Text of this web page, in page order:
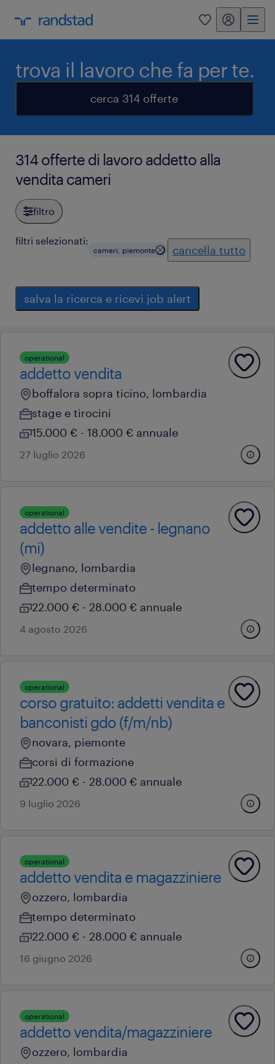
0 my randstad
trova il lavoro che fa per te.
cerca 314 offerte
314 offerte di lavoro addetto alla
vendita cameri
filtro
filtri selezionati:
cameri, piemonte cancella tutto
salva la ricerca e ricevi job alert
operational
addetto vendita
boffalora sopra ticino, lombardia
stage e tirocini
15.000 € - 18.000 € annuale
27 luglio 2026
operational
addetto alle vendite - legnano
(mi)
legnano, lombardia
tempo determinato
22.000 € - 28.000 € annuale
4 agosto 2026
operational
corso gratuito: addetti vendita e
banconisti gdo (f/m/nb)
novara, piemonte
corsi di formazione
22.000 € - 28.000 € annuale
9 luglio 2026
operational
addetto vendita e magazziniere
ozzero, lombardia
tempo determinato
22.000 € - 28.000 € annuale
16 giugno 2026
operational
addetto vendita/magazziniere
ozzero, lombardia